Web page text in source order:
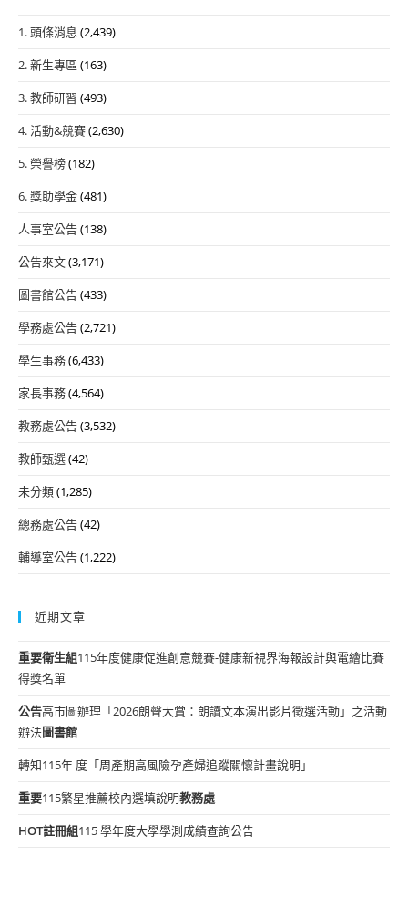
1. 頭條消息 (2,439)
2. 新生專區 (163)
3. 教師研習 (493)
4. 活動&競賽(2,630)
5. 榮譽榜(182)
6. 獎助學金(481)
人事室公告(138)
公告來文(3,171)
圖書館公告(433)
學務處公告(2,721)
學生事務(6,433)
家長事務(4,564)
教務處公告(3,532)
教師甄選(42)
未分類(1,285)
總務處公告(42)
輔導室公告(1,222)
近期文章
重要衛生組115年度健康促進創意競賽-健康新視界海報設計與電繪比賽
得獎名單
公告高市圖辦理「2026朗聲大賞：朗讀文本演出影片徵選活動」之活動
辦法圖書館
轉知115年 度「周產期高風險孕產婦追蹤關懷計畫說明」
重要115繁星推薦校內選填說明教務處
HOT註冊組115 學年度大學學測成績查詢公告